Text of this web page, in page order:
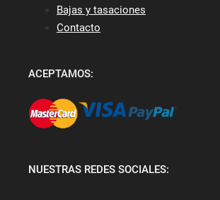
Bajas y tasaciones
Contacto
ACEPTAMOS:
NUESTRAS REDES SOCIALES: